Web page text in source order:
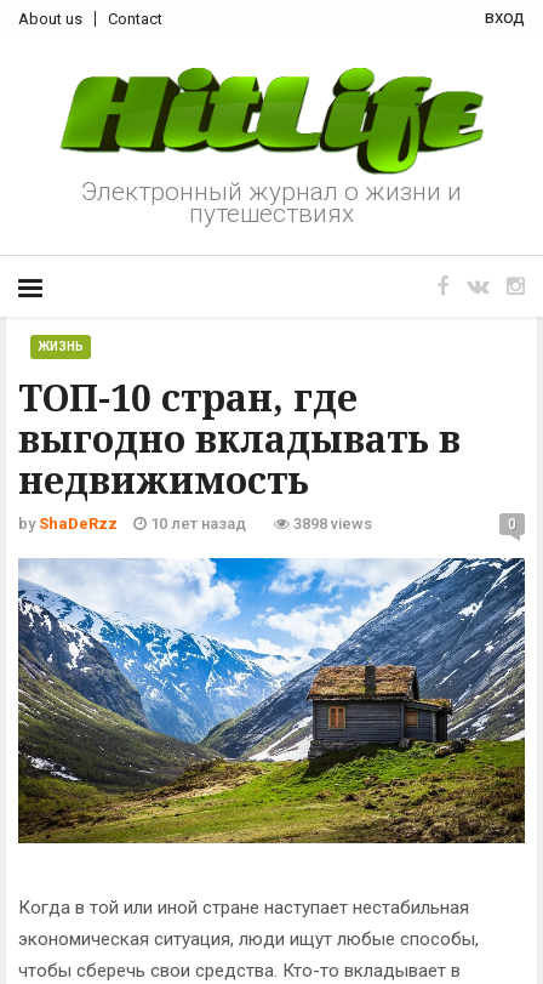
About us Contact вход
Электронный журнал о жизни и
путешествиях
ТОП-10 стран, где
выгодно вкладывать в
недвижимость
ЖИЗНЬ
by ShaDeRzz 10 лет назад 3898 views 0
Когда в той или иной стране наступает нестабильная
экономическая ситуация, люди ищут любые способы,
чтобы сберечь свои средства. Кто-то вкладывает в